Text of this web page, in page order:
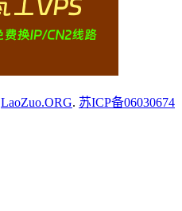
LaoZuo.ORG. 苏ICP备06030674